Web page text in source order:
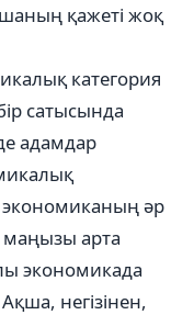
қажеті жоқ
категория
сатысында
адамдар
экономиканың әр
маңызы арта
экономикада
негізінен,